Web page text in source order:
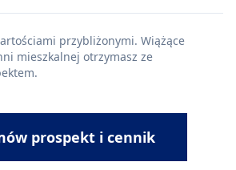
przybliżonymi. Wiążące
mieszkalnej otrzymasz ze
prospekt i cennik